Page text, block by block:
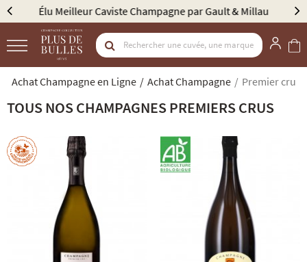
Élu Meilleur Caviste Champagne par Gault & Millau
Achat Champagne en Ligne Achat Champagne Premier cru
TOUS NOS CHAMPAGNES PREMIERS CRUS